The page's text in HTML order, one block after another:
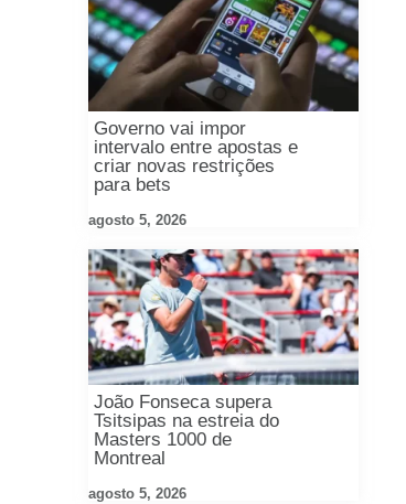
Governo vai impor
intervalo entre apostas e
criar novas restrições
para bets
agosto 5, 2026
João Fonseca supera
Tsitsipas na estreia do
Masters 1000 de
Montreal
agosto 5, 2026